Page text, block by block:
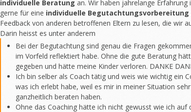
individuelle Beratung an. Wir haben jahrelange
gerne für eine individuelle Begutachtungsvorbereitung
Feedback von anderen betroffenen Eltern zu lesen, die wir
Darin heisst es unter anderem
Bei der Begutachtung sind genau die Fragen
im Vorfeld reflektiert habe. Ohne die gute Beratung
gegeben und hätte meine Kinder verloren. DANKE
Ich bin selber als Coach tätig und weis wie wichtig ein
was ich erlebt habe, weil es mir in meiner Situation
ganzheitlich beraten haben.
Ohne das Coaching hätte ich nicht gewusst wie ich auf